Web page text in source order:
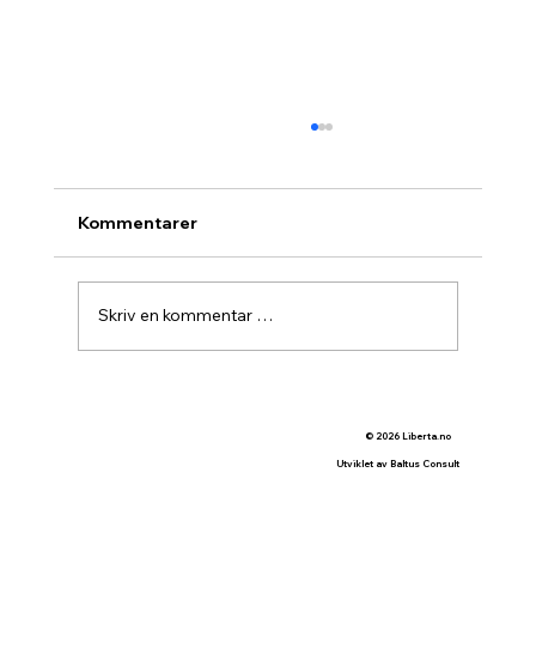
Tester Putin oss?
Kommentarer
Skriv en kommentar …
© 2026 Liberta.no
Utviklet av Baltus Consult